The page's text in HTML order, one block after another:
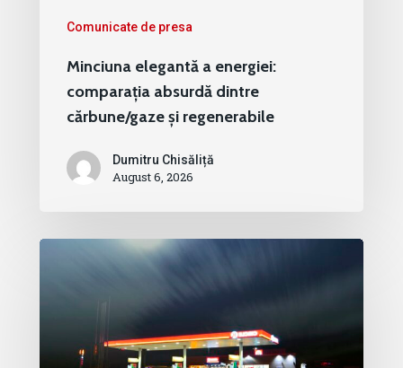
Comunicate de presa
Minciuna elegantă a energiei:
comparația absurdă dintre
cărbune/gaze și regenerabile
Dumitru Chisăliță
August 6, 2026